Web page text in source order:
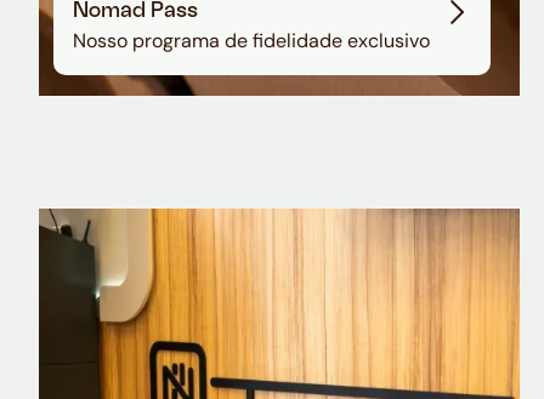
Nomad Pass
Nosso programa de fidelidade exclusivo
Nomad Explorer